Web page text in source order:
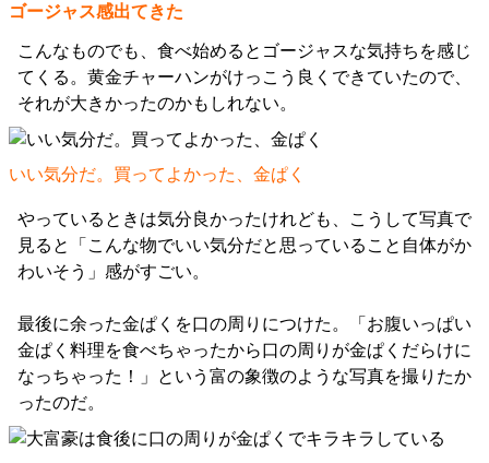
ゴージャス感出てきた
こんなものでも、食べ始めるとゴージャスな気持ちを感じ
てくる。黄金チャーハンがけっこう良くできていたので、
それが大きかったのかもしれない。
いい気分だ。買ってよかった、金ぱく
やっているときは気分良かったけれども、こうして写真で
見ると「こんな物でいい気分だと思っていること自体がか
わいそう」感がすごい。
最後に余った金ぱくを口の周りにつけた。「お腹いっぱい
金ぱく料理を食べちゃったから口の周りが金ぱくだらけに
なっちゃった！」という富の象徴のような写真を撮りたか
ったのだ。